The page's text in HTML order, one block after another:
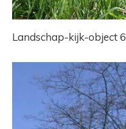
Landschap-kijk-object 6